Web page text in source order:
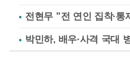
전현무 "전 연인 집착·
박민하, 배우·사격 국대